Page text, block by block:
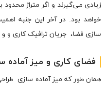
زیادی می‌گیرند و اگر متراژ
خواهد بود. در آخر این جنبه
سازی فضا، جریان ترافیک کاری و و
فضای کاری و میز آماده
همان طور که میز آماده سازی